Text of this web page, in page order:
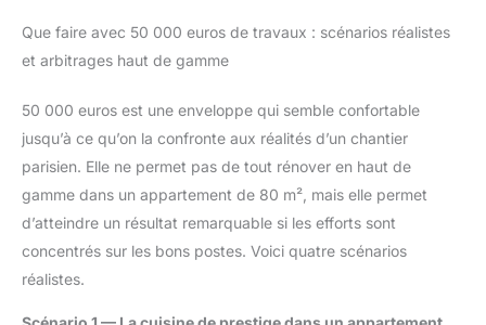
Que faire avec 50 000 euros de travaux : scénarios réalistes
et arbitrages haut de gamme
50 000 euros est une enveloppe qui semble confortable
jusqu’à ce qu’on la confronte aux réalités d’un chantier
parisien. Elle ne permet pas de tout rénover en haut de
gamme dans un appartement de 80 m², mais elle permet
d’atteindre un résultat remarquable si les efforts sont
concentrés sur les bons postes. Voici quatre scénarios
réalistes.